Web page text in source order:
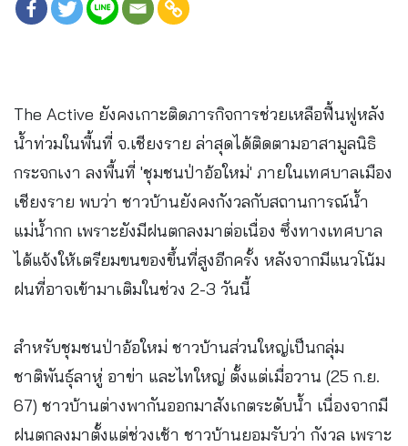
The Active ยังคงเกาะติดภารกิจการช่วยเหลือฟื้นฟูหลัง
น้ำท่วมในพื้นที่ จ.เชียงราย ล่าสุดได้ติดตามอาสามูลนิธิ
กระจกเงา ลงพื้นที่ 'ชุมชนป่าอ้อใหม่' ภายในเทศบาลเมือง
เชียงราย พบว่า ชาวบ้านยังคงกังวลกับสถานการณ์น้ำ
แม่น้ำกก เพราะยังมีฝนตกลงมาต่อเนื่อง ซึ่งทางเทศบาล
ได้แจ้งให้เตรียมขนของขึ้นที่สูงอีกครั้ง หลังจากมีแนวโน้ม
ฝนที่อาจเข้ามาเติมในช่วง 2-3 วันนี้
สำหรับชุมชนป่าอ้อใหม่ ชาวบ้านส่วนใหญ่เป็นกลุ่ม
ชาติพันธุ์ลาหู่ อาข่า และไทใหญ่ ตั้งแต่เมื่อวาน (25 ก.ย.
67) ชาวบ้านต่างพากันออกมาสังเกตระดับน้ำ เนื่องจากมี
ฝนตกลงมาตั้งแต่ช่วงเช้า ชาวบ้านยอมรับว่า กังวล เพราะ